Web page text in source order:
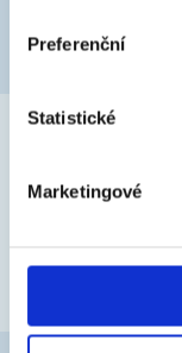
Preferenční
Statistické
Marketingové